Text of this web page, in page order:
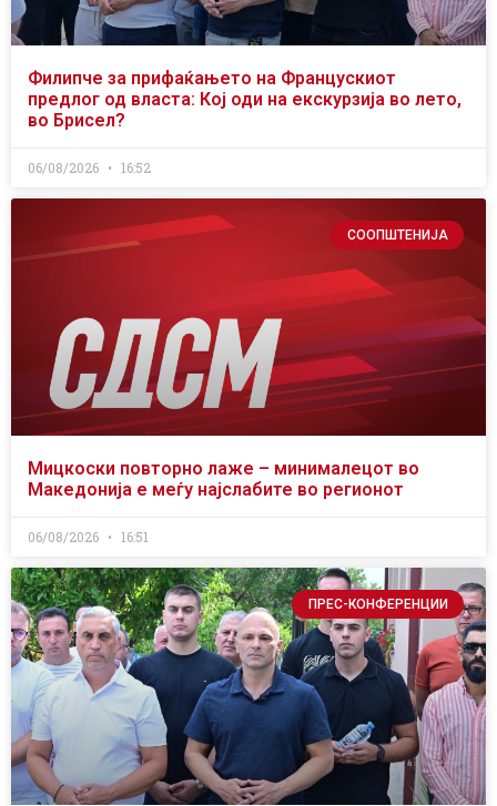
Филипче за прифаќањето на Францускиот
предлог од власта: Кој оди на екскурзија во лето,
во Брисел?
06/08/2026 16:52
СООПШТЕНИЈА
Мицкоски повторно лаже – минималецот во
Македонија е меѓу најслабите во регионот
06/08/2026 16:51
ПРЕС-КОНФЕРЕНЦИИ